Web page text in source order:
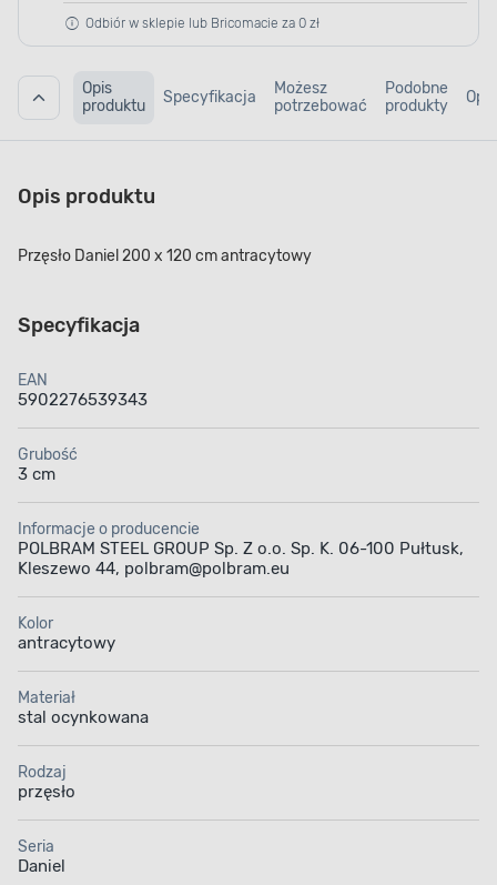
Odbiór w sklepie lub Bricomacie za 0 zł
Opis
produktu
Specyfikacja
Możesz
potrzebować
Podobne
produkty
Opis produktu
Przęsło Daniel 200 x 120 cm antracytowy
Specyfikacja
EAN
5902276539343
Grubość
3 cm
Informacje o producencie
POLBRAM STEEL GROUP Sp. Z o.o. Sp. K. 06-100 Pułtusk,
Kleszewo 44, polbram@polbram.eu
Kolor
antracytowy
Materiał
stal ocynkowana
Rodzaj
przęsło
Seria
Daniel